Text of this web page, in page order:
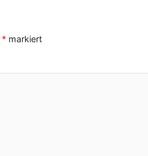
* markiert